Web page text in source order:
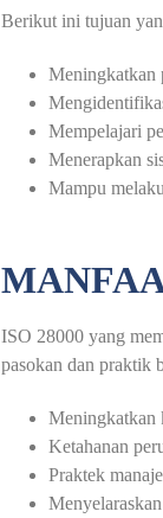
Berikut ini tujuan
Meningkatkan
Mempelajari
Menerapkan
Mampu
ISO 28000 yang
pasokan dan praktik
Meningkatkan
Ketahanan
Praktek